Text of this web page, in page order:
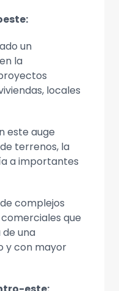
un
la
locales
este auge
terrenos, la
a importantes
complejos
que
una
y con mayor